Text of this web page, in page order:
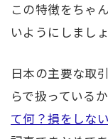
この特徴をちゃ
いようにしましょ
日本の主要な取
らで扱っている
て何？損をしな